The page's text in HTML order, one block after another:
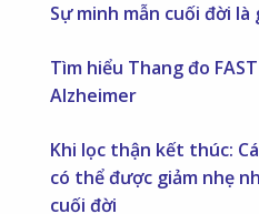
Sự minh mẫn cuối đời là
Tìm hiểu Thang đo
Alzheimer
Khi lọc thận kết thúc:
có thể được giảm nhẹ
cuối đời